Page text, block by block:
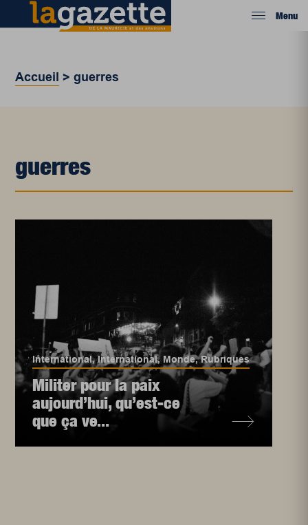
Menu
Accueil >guerres
guerres
International,International, Monde,Rubriques
Militer pour la paix
aujourd’hui, qu’est-ce
que ça ve...